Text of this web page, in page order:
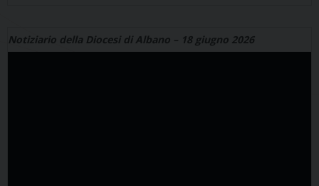
Notiziario della Diocesi di Albano – 18 giugno 2026